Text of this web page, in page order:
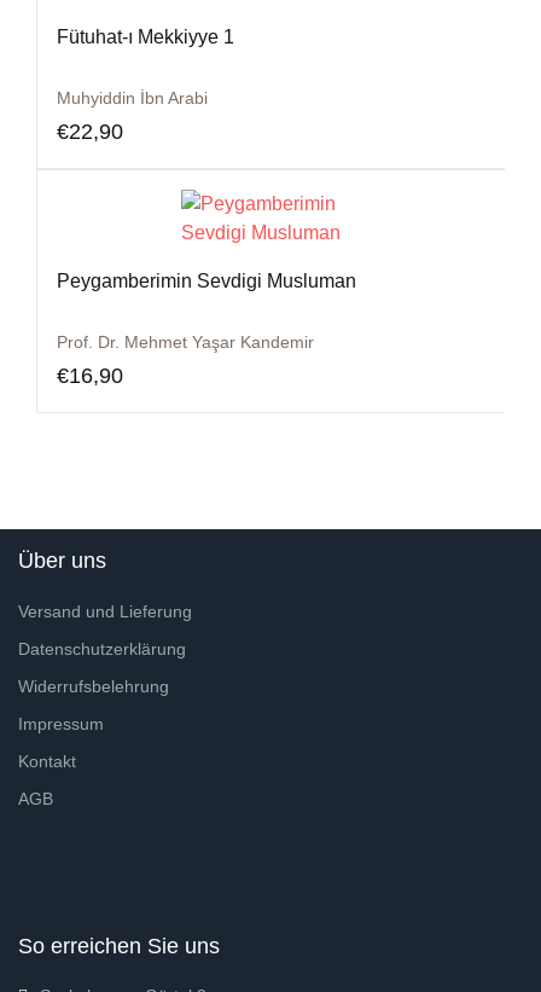
Fütuhat-ı Mekkiyye 1
Muhyiddin İbn Arabi
€22,90
Peygamberimin Sevdigi Musluman
Prof. Dr. Mehmet Yaşar Kandemir
€16,90
Über uns
Versand und Lieferung
Datenschutzerklärung
Widerrufsbelehrung
Impressum
Kontakt
AGB
So erreichen Sie uns